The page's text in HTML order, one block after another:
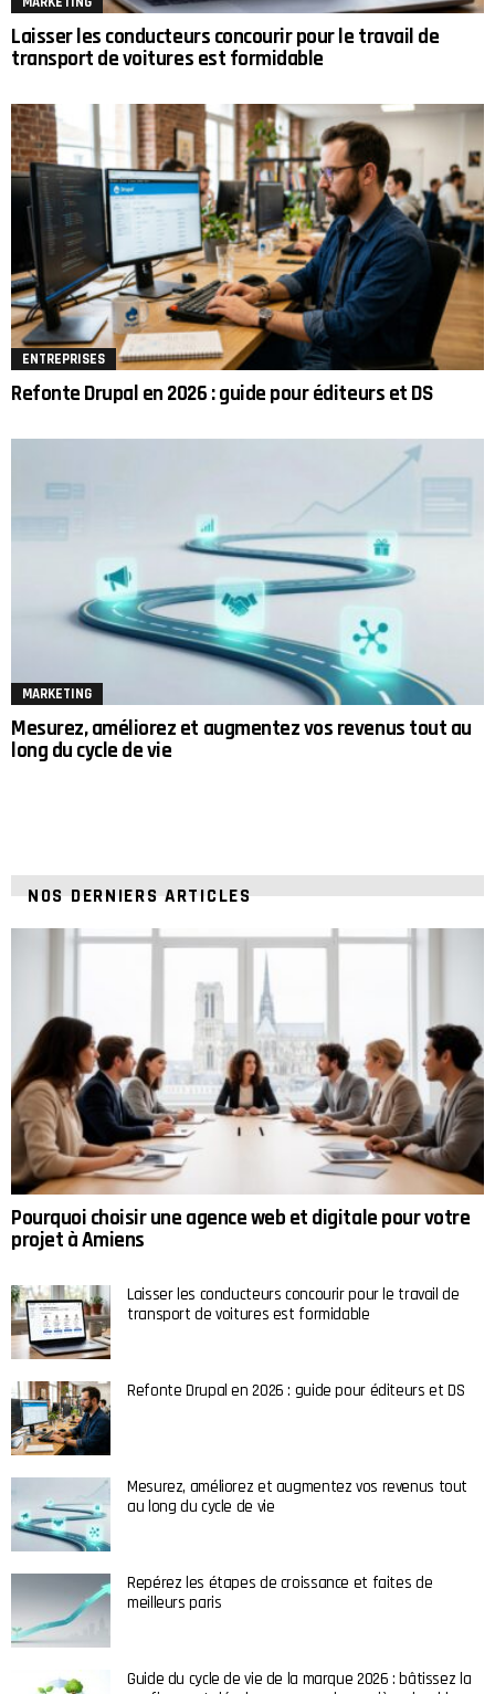
Laisser les conducteurs concourir pour le travail de
transport de voitures est formidable
ENTREPRISES
Refonte Drupal en 2026 : guide pour éditeurs et DS
MARKETING
Mesurez, améliorez et augmentez vos revenus tout au
long du cycle de vie
NOS DERNIERS ARTICLES
Pourquoi choisir une agence web et digitale pour votre
projet à Amiens
Laisser les conducteurs concourir pour le travail de
transport de voitures est formidable
Refonte Drupal en 2026 : guide pour éditeurs et DS
Mesurez, améliorez et augmentez vos revenus tout
au long du cycle de vie
Repérez les étapes de croissance et faites de
meilleurs paris
Guide du cycle de vie de la marque 2026 : bâtissez la